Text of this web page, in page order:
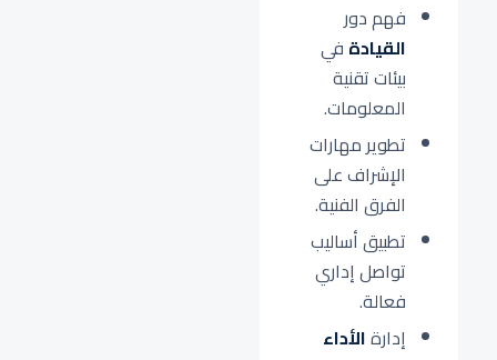
فهم دور
القيادة في
بيئات تقنية
المعلومات.
تطوير مهارات
الإشراف على
الفرق الفنية.
تطبيق أساليب
تواصل إداري
فعالة.
إدارةالأداء